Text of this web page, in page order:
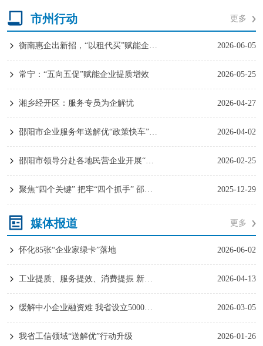
市州行动 更多
衡南惠企出新招，“以租代买”赋能企业跑出加速度 2026-06-05
常宁：“五向五促”赋能企业提质增效 2026-05-25
湘乡经开区：服务专员为企解忧 2026-04-27
邵阳市企业服务年送解优“政策快车”平台正式启动 2026-04-02
邵阳市领导分赴各地民营企业开展“新春第一访” 2026-02-25
聚焦“四个关键” 把牢“四个抓手” 邵阳推动产业育新培强走深走实 2025-12-29
媒体报道 更多
怀化85张“企业家绿卡”落地 2026-06-02
工业提质、服务提效、消费提振 新田实干争先开好局 2026-04-13
缓解中小企业融资难 我省设立5000万元风险补偿资金 2026-03-05
我省工信领域“送解优”行动升级 2026-01-26